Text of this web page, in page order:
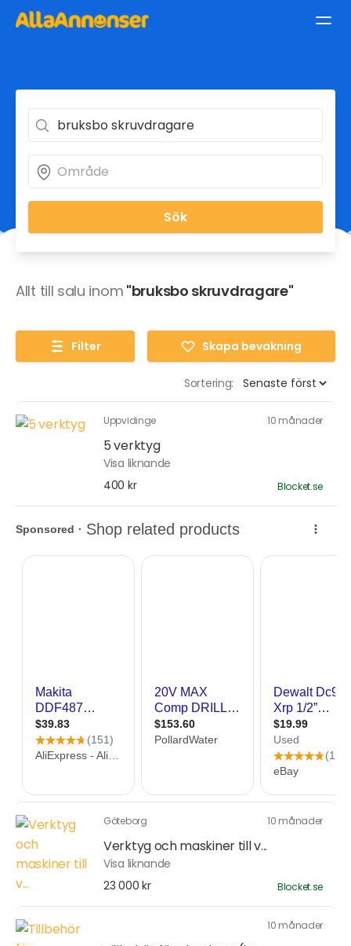
Sök
Allt till salu inom "bruksbo skruvdragare"
Filter Skapa bevakning
Sortering:
Uppvidinge 10 månader
5 verktyg
Visa liknande
400 kr
Blocket.se
Göteborg 10 månader
Verktyg och maskiner till v...
Visa liknande
23 000 kr
Blocket.se
10 månader